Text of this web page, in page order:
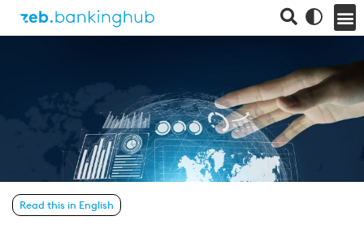
Read this in English